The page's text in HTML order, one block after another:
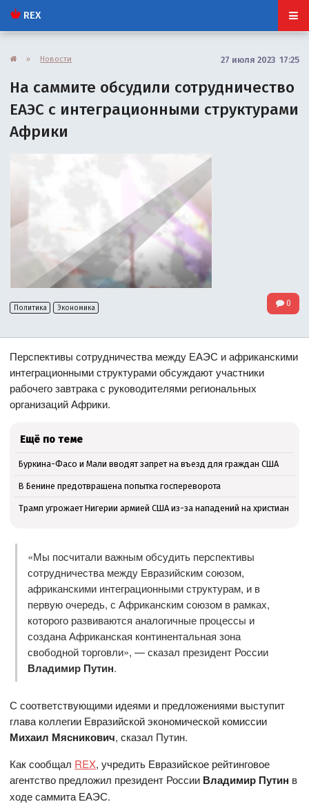
REX
» Новости 27 июля 2023 17:25
На саммите обсудили сотрудничество
ЕАЭС с интеграционными структурами
Африки
Политика Экономика 0
Перспективы сотрудничества между ЕАЭС и африканскими
интеграционными структурами обсуждают участники
рабочего завтрака с руководителями региональных
организаций Африки.
Ещё по теме
Буркина-Фасо и Мали вводят запрет на въезд для граждан США
В Бенине предотвращена попытка госпереворота
Трамп угрожает Нигерии армией США из-за нападений на христиан
«Мы посчитали важным обсудить перспективы
сотрудничества между Евразийским союзом,
африканскими интеграционными структурам, и в
первую очередь, с Африканским союзом в рамках,
которого развиваются аналогичные процессы и
создана Африканская континентальная зона
свободной торговли», — сказал президент России
Владимир Путин.
С соответствующими идеями и предложениями выступит
глава коллегии Евразийской экономической комиссии
Михаил Мясникович, сказал Путин.
Как сообщал REX, учредить Евразийское рейтинговое
агентство предложил президент России Владимир Путин в
ходе саммита ЕАЭС.